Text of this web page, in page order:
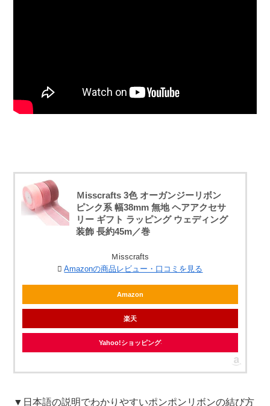
Ｍisscrafts 3色 オーガンジーリボン
ピンク系 幅38mm 無地 ヘアアクセサ
リー ギフト ラッピング ウェディング
装飾 長約45m／巻
Ｍisscrafts
Amazonの商品レビュー・口コミを見る
Amazon
楽天
Yahoo!ショッピング
▼日本語の説明でわかりやすいポンポンリボンの結び方